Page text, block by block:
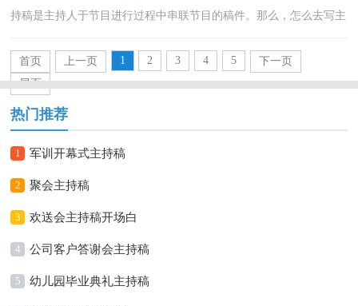
持稿是主持人于节目进行过程中串联节目的稿件。那么，怎么去写主
首页
上一页 1 2 3 4 5
下一页
尾页
热门推荐
1 军训开幕式主持稿
2 聚会主持稿
3 欢送会主持稿开场白
4 公司客户答谢会主持稿
5 幼儿园毕业典礼主持稿